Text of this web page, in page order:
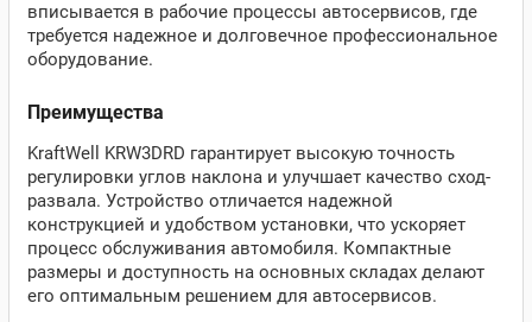
вписывается в рабочие процессы автосервисов, где
требуется надежное и долговечное профессиональное
оборудование.
Преимущества
KraftWell KRW3DRD гарантирует высокую точность
регулировки углов наклона и улучшает качество сход-
развала. Устройство отличается надежной
конструкцией и удобством установки, что ускоряет
процесс обслуживания автомобиля. Компактные
размеры и доступность на основных складах делают
его оптимальным решением для автосервисов.